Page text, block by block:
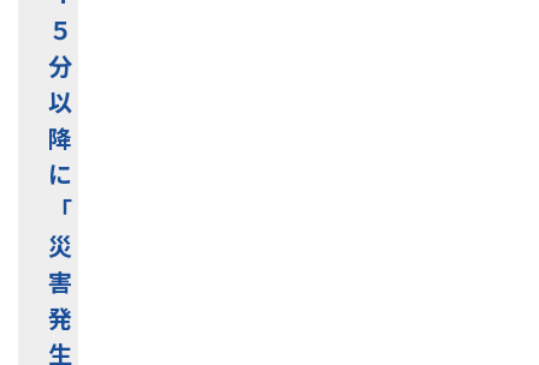
５
分
以
降
に
「
災
害
発
生